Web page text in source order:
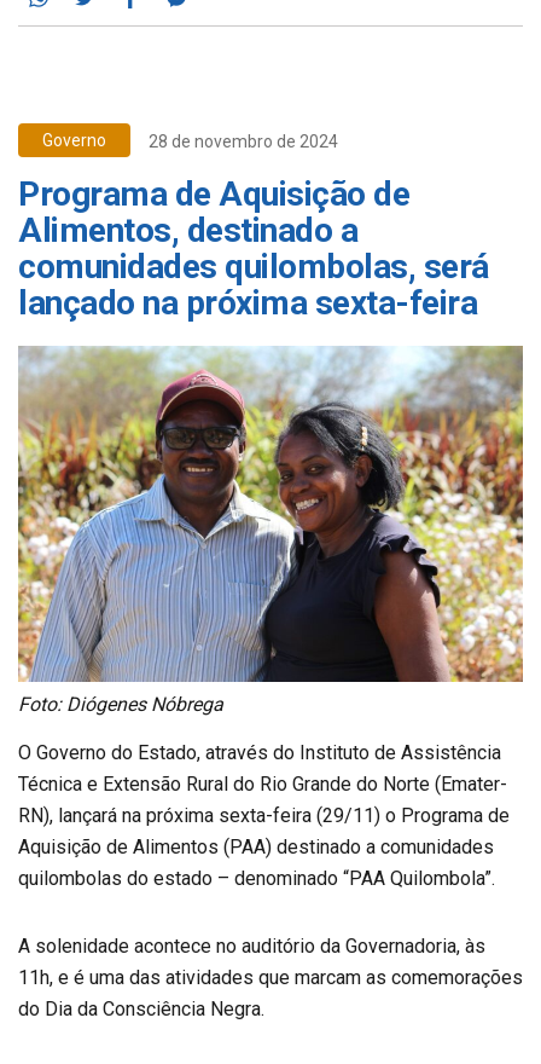
Governo 28 de novembro de 2024
Programa de Aquisição de
Alimentos, destinado a
comunidades quilombolas, será
lançado na próxima sexta-feira
Foto: Diógenes Nóbrega
O Governo do Estado, através do Instituto de Assistência
Técnica e Extensão Rural do Rio Grande do Norte (Emater-
RN), lançará na próxima sexta-feira (29/11) o Programa de
Aquisição de Alimentos (PAA) destinado a comunidades
quilombolas do estado – denominado “PAA Quilombola”.
A solenidade acontece no auditório da Governadoria, às
11h, e é uma das atividades que marcam as comemorações
do Dia da Consciência Negra.